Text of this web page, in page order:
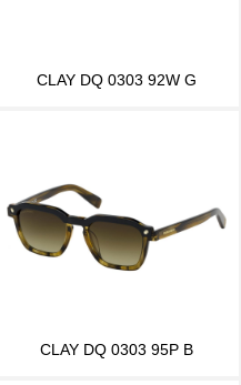
CLAY DQ 0303 92W G
CLAY DQ 0303 95P B